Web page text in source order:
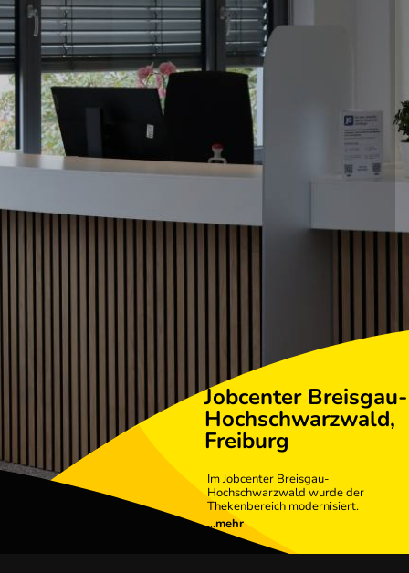
Im Jobcenter Breisgau-
Hochschwarzwald wurde der
Thekenbereich modernisiert.
...mehr
Jobcenter Breisgau-
Hochschwarzwald,
Freiburg